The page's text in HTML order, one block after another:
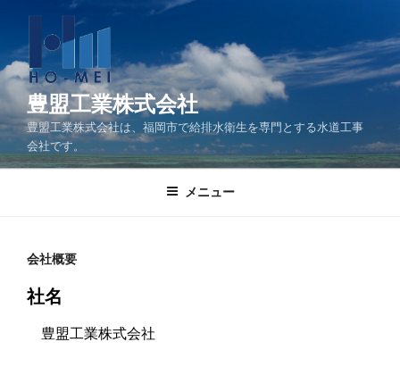
テ
ン
ツ
へ
ス
キ
豊盟工業株式会社
豊盟工業株式会社は、福岡市で給排水衛生を専門とする水道工事
会社です。
メニュー
会社概要
社名
豊盟工業株式会社